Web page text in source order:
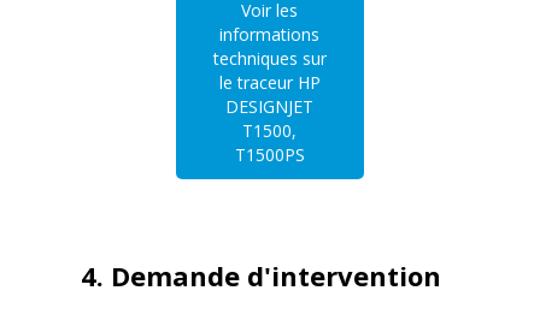
Voir les
informations
techniques sur
le traceur HP
DESIGNJET
T1500,
T1500PS
4. Demande d'intervention